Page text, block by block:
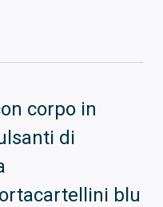
corpo in
di
blu